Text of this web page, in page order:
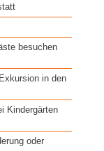
besuchen
in den
Kindergärten
oder